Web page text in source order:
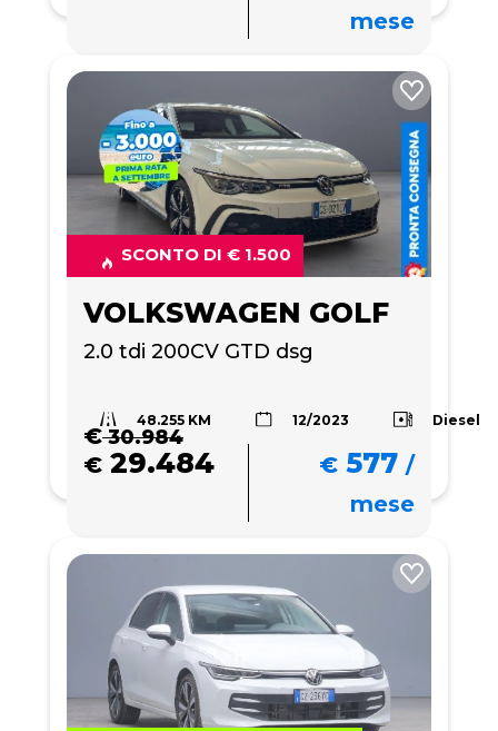
mese
SCONTO DI € 1.500
VOLKSWAGEN GOLF
2.0 tdi 200CV GTD dsg
48.255 KM 12/2023 Diesel
€30.984
€ 29.484 € 577 /
mese